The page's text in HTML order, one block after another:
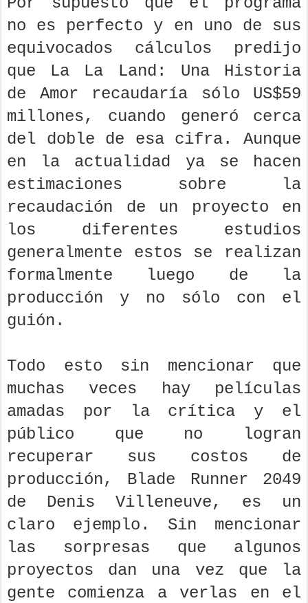
no es perfecto y en uno de sus
equivocados cálculos predijo
que La La Land: Una Historia
de Amor recaudaría sólo US$59
millones, cuando generó cerca
del doble de esa cifra. Aunque
en la actualidad ya se hacen
estimaciones sobre la
recaudación de un proyecto en
los diferentes estudios
generalmente estos se realizan
formalmente luego de la
producción y no sólo con el
guión.
Todo esto sin mencionar que
muchas veces hay películas
amadas por la crítica y el
público que no logran
recuperar sus costos de
producción, Blade Runner 2049
de Denis Villeneuve, es un
claro ejemplo. Sin mencionar
las sorpresas que algunos
proyectos dan una vez que la
gente comienza a verlas en el